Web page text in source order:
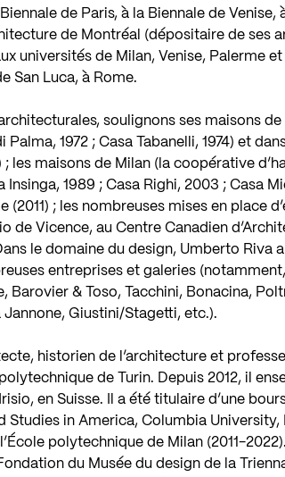
de Paris, à la Biennale de Venise,
de Montréal (dépositaire de ses
universités de Milan, Venise, Palerme
San Luca, à Rome.
soulignons ses maisons
Palma, 1972 ; Casa Tabanelli, 1974) et
; les maisons de Milan (la coopérative
Insinga, 1989 ; Casa Righi, 2003 ; Casa
(2011) ; les nombreuses mises en place
de Vicence, au Centre Canadien
le domaine du design, Umberto Riva
entreprises et galeries
Barovier & Toso, Tacchini, Bonacina,
Giustini/Stagetti, etc.).
historien de l’architecture et
de Turin. Depuis 2012, il
en Suisse. Il a été titulaire d’une
Studies in America, Columbia University,
polytechnique de Milan (2011-
du Musée du design de la